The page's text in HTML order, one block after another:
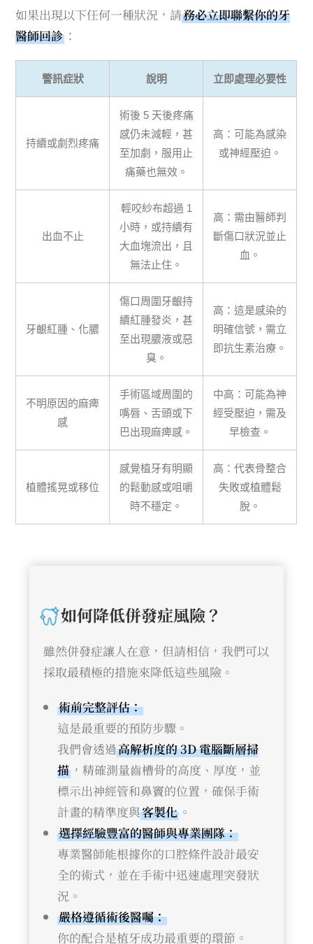
如果出現以下任何一種狀況，請務必立即聯繫你的牙
醫師回診 ：
警訊症狀 說明 立即處理必要性
持續或劇烈疼痛
術後 5 天後疼痛
感仍未減輕，甚
至加劇，服用止
痛藥也無效。
高：可能為感染
或神經壓迫。
出血不止
輕咬紗布超過 1
小時，或持續有
大血塊流出，且
無法止住。
高：需由醫師判
斷傷口狀況並止
血。
牙齦紅腫、化膿
傷口周圍牙齦持
續紅腫發炎，甚
至出現膿液或惡
臭。
高：這是感染的
明確信號，需立
即抗生素治療。
不明原因的麻痺
感
手術區域周圍的
嘴唇、舌頭或下
巴出現麻痺感。
中高：可能為神
經受壓迫，需及
早檢查。
植體搖晃或移位
感覺植牙有明顯
的鬆動感或咀嚼
時不穩定。
高：代表骨整合
失敗或植體鬆
脫。
如何降低併發症風險？
雖然併發症讓人在意，但請相信，我們可以
採取最積極的措施來降低這些風險。
術前完整評估：
這是最重要的預防步驟。
我們會透過高解析度的 3D 電腦斷層掃
描 ，精確測量齒槽骨的高度、厚度，並
標示出神經管和鼻竇的位置，確保手術
計畫的精準度與客製化 。
選擇經驗豐富的醫師與專業團隊：
專業醫師能根據你的口腔條件設計最安
全的術式，並在手術中迅速處理突發狀
況。
嚴格遵循術後醫囑：
你的配合是植牙成功最重要的環節。